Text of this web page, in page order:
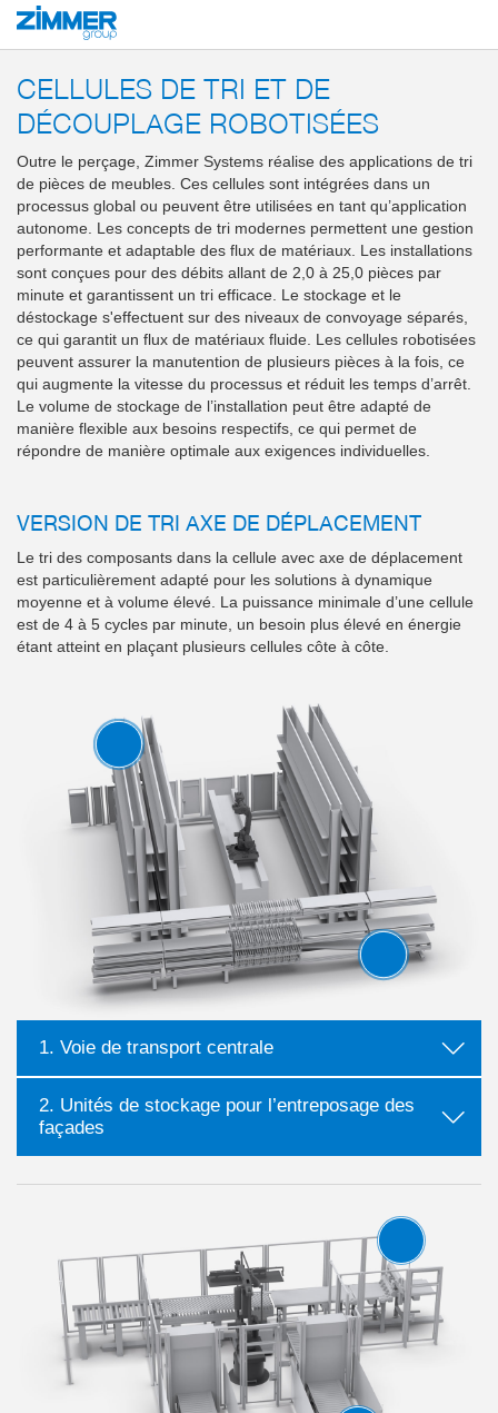
Démarrage Produits
CELLULES DE TRI ET DE
DÉCOUPLAGE ROBOTISÉES
Outre le perçage, Zimmer Systems réalise des applications de tri
de pièces de meubles. Ces cellules sont intégrées dans un
processus global ou peuvent être utilisées en tant qu’application
autonome. Les concepts de tri modernes permettent une gestion
performante et adaptable des flux de matériaux. Les installations
sont conçues pour des débits allant de 2,0 à 25,0 pièces par
minute et garantissent un tri efficace. Le stockage et le
déstockage s'effectuent sur des niveaux de convoyage séparés,
ce qui garantit un flux de matériaux fluide. Les cellules robotisées
peuvent assurer la manutention de plusieurs pièces à la fois, ce
qui augmente la vitesse du processus et réduit les temps d’arrêt.
Le volume de stockage de l’installation peut être adapté de
manière flexible aux besoins respectifs, ce qui permet de
répondre de manière optimale aux exigences individuelles.
VERSION DE TRI AXE DE DÉPLACEMENT
Le tri des composants dans la cellule avec axe de déplacement
est particulièrement adapté pour les solutions à dynamique
moyenne et à volume élevé. La puissance minimale d’une cellule
est de 4 à 5 cycles par minute, un besoin plus élevé en énergie
étant atteint en plaçant plusieurs cellules côte à côte.
1. Voie de transport centrale
2. Unités de stockage pour l’entreposage des
façades